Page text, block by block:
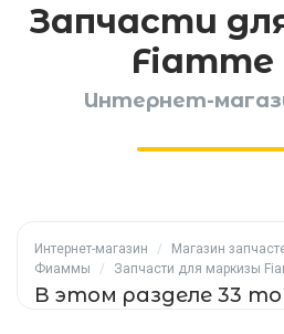
Запчасти
Fiamme
Интернет-
Интернет-магазин / Магазин
Фиаммы
/ Запчасти для маркизы
В этом разделе 33